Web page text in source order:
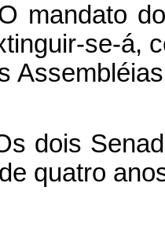
mandato
se-á,
dois
quatro